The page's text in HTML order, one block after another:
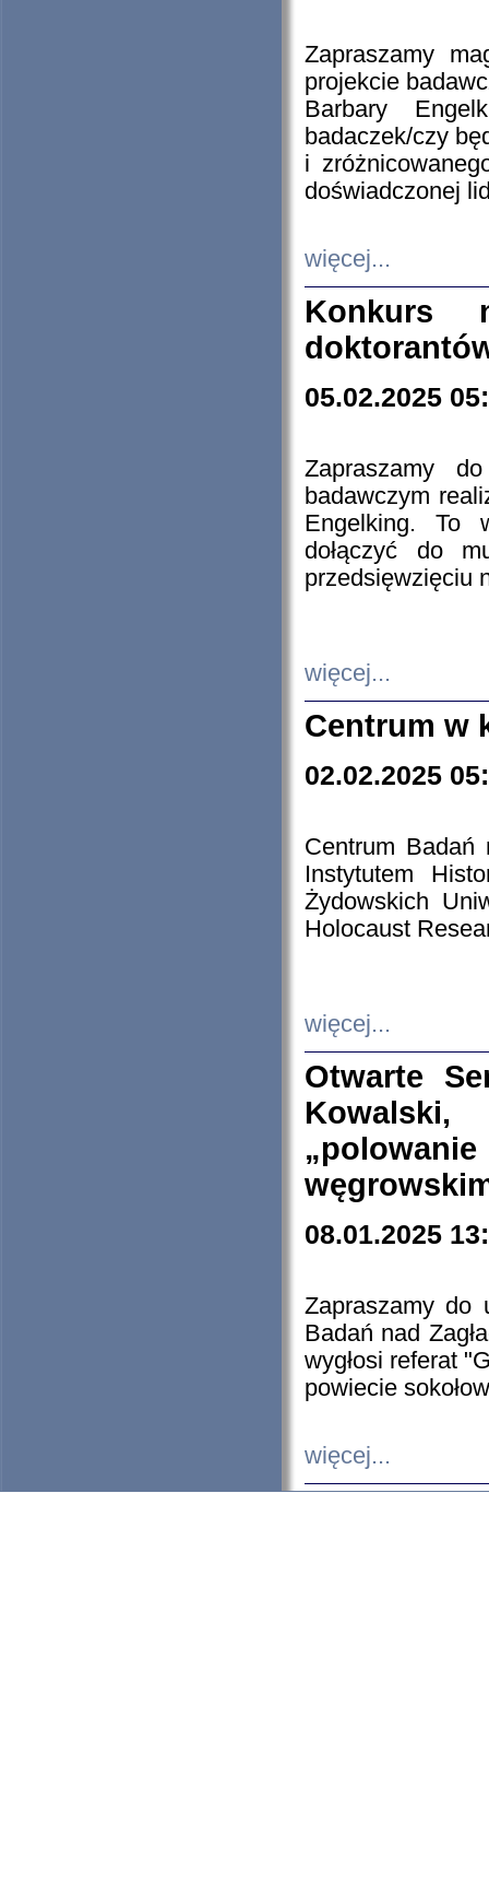
Zapraszamy
projekcie
Barbary
badaczek/czy
i
doświadczonej
więcej...
Konkurs
05.02.2025
Zapraszamy
badawczym
Engelking. To
dołączyć do
przedsięwzięciu
więcej...
Centrum w
02.02.2025
Centrum Badań
Instytutem
Żydowskich
Holocaust
więcej...
Otwarte
08.01.2025
Zapraszamy do
Badań nad
wygłosi referat
powiecie
więcej...